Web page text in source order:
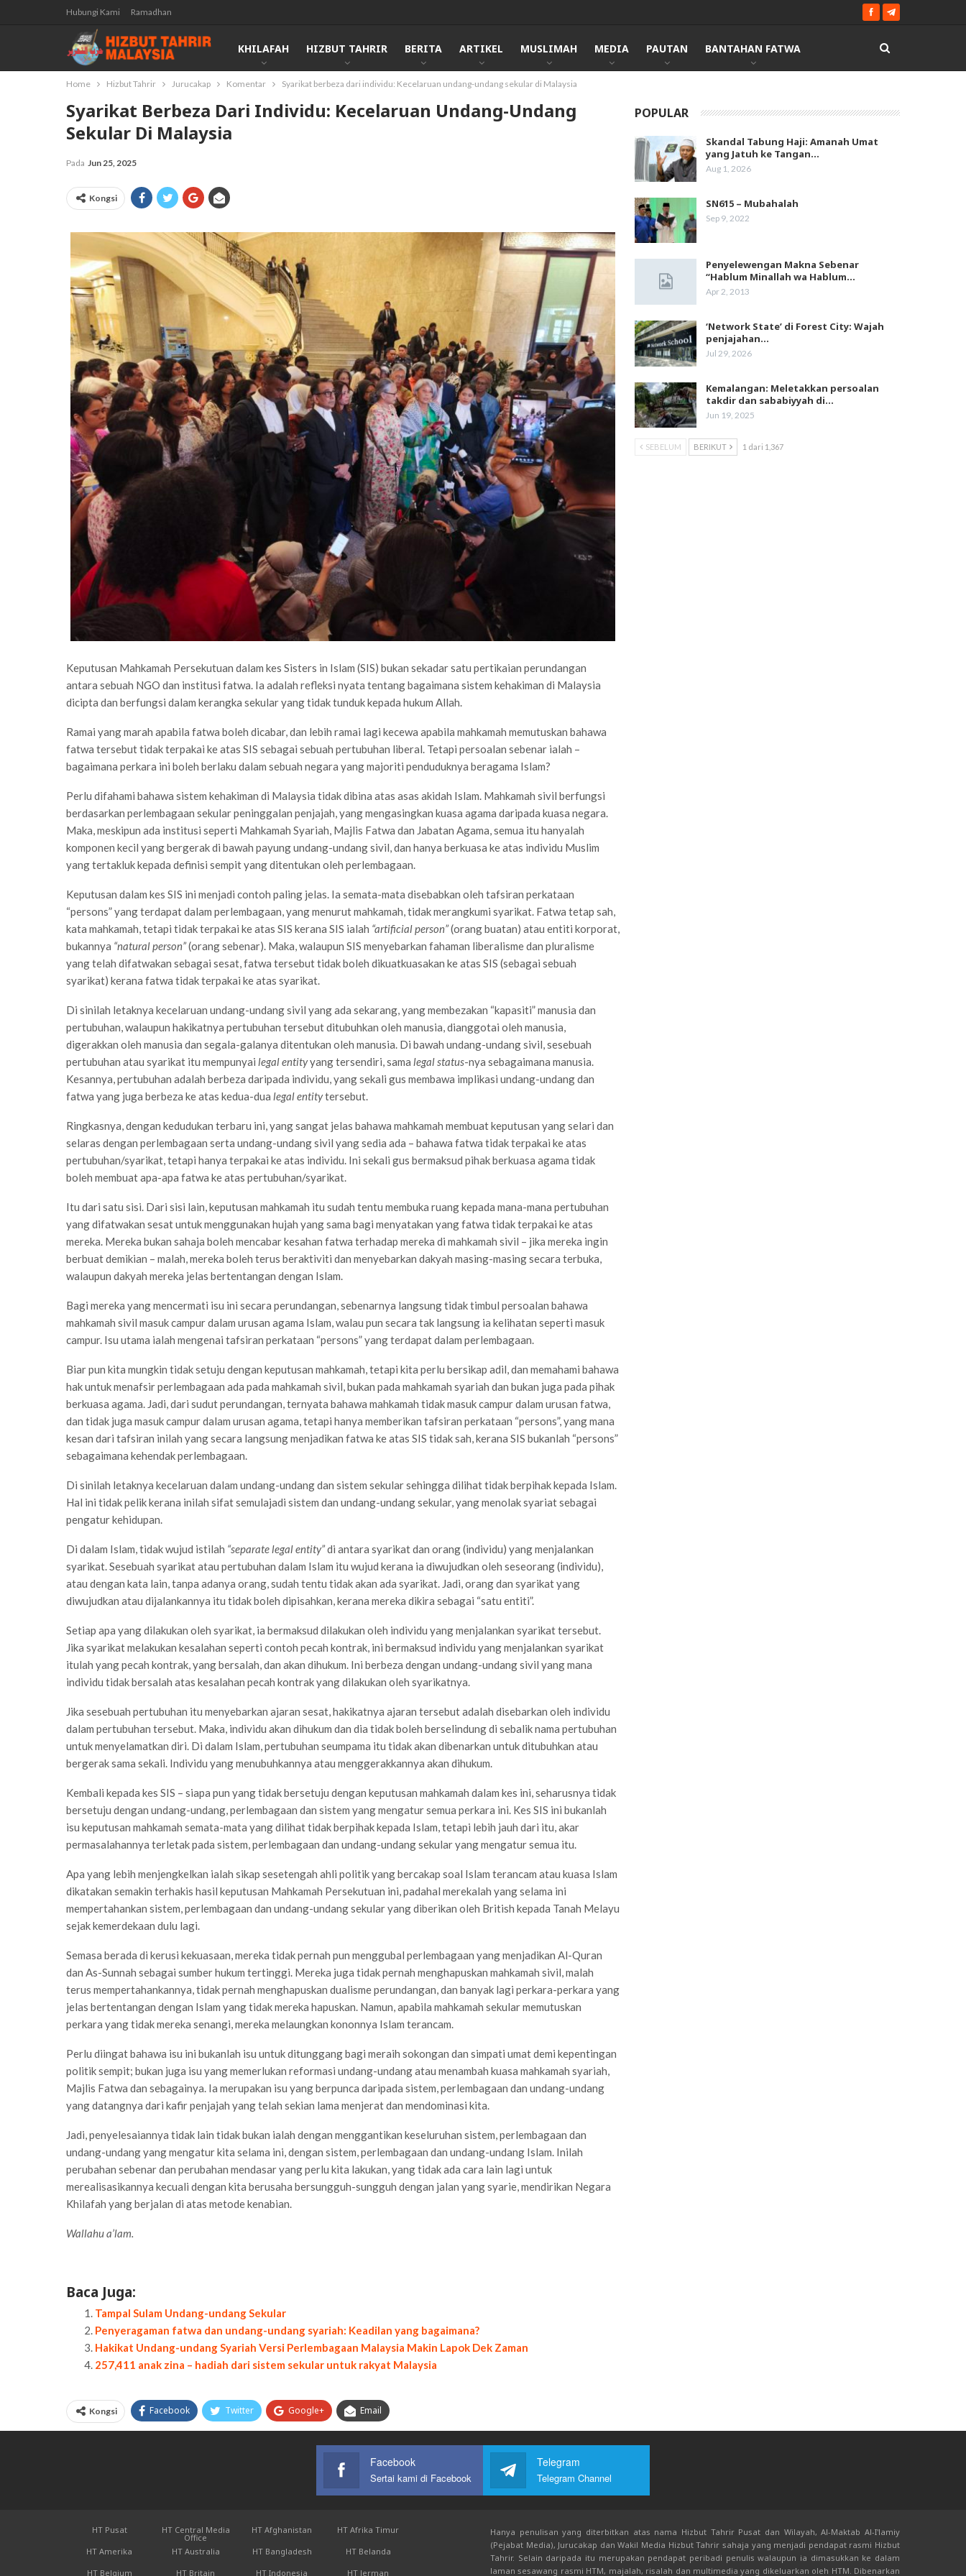
Hubungi Kami Ramadhan
KHILAFAH HIZBUT TAHRIR BERITA ARTIKEL MUSLIMAH MEDIA PAUTAN BANTAHAN FATWA
Home Hizbut Tahrir Jurucakap Komentar Syarikat berbeza dari individu: Kecelaruan undang-undang sekular di Malaysia
Syarikat Berbeza Dari Individu: Kecelaruan Undang-Undang
Sekular Di Malaysia
Pada Jun 25, 2025
Kongsi
Keputusan Mahkamah Persekutuan dalam kes Sisters in Islam (SIS) bukan sekadar satu pertikaian perundangan
antara sebuah NGO dan institusi fatwa. Ia adalah refleksi nyata tentang bagaimana sistem kehakiman di Malaysia
dicipta dan berfungsi dalam kerangka sekular yang tidak tunduk kepada hukum Allah.
Ramai yang marah apabila fatwa boleh dicabar, dan lebih ramai lagi kecewa apabila mahkamah memutuskan bahawa
fatwa tersebut tidak terpakai ke atas SIS sebagai sebuah pertubuhan liberal. Tetapi persoalan sebenar ialah –
bagaimana perkara ini boleh berlaku dalam sebuah negara yang majoriti penduduknya beragama Islam?
Perlu difahami bahawa sistem kehakiman di Malaysia tidak dibina atas asas akidah Islam. Mahkamah sivil berfungsi
berdasarkan perlembagaan sekular peninggalan penjajah, yang mengasingkan kuasa agama daripada kuasa negara.
Maka, meskipun ada institusi seperti Mahkamah Syariah, Majlis Fatwa dan Jabatan Agama, semua itu hanyalah
komponen kecil yang bergerak di bawah payung undang-undang sivil, dan hanya berkuasa ke atas individu Muslim
yang tertakluk kepada definisi sempit yang ditentukan oleh perlembagaan.
Keputusan dalam kes SIS ini menjadi contoh paling jelas. Ia semata-mata disebabkan oleh tafsiran perkataan
“persons” yang terdapat dalam perlembagaan, yang menurut mahkamah, tidak merangkumi syarikat. Fatwa tetap sah,
kata mahkamah, tetapi tidak terpakai ke atas SIS kerana SIS ialah “artificial person”(orang buatan) atau entiti korporat,
bukannya “natural person”(orang sebenar). Maka, walaupun SIS menyebarkan fahaman liberalisme dan pluralisme
yang telah difatwakan sebagai sesat, fatwa tersebut tidak boleh dikuatkuasakan ke atas SIS (sebagai sebuah
syarikat) kerana fatwa tidak terpakai ke atas syarikat.
Di sinilah letaknya kecelaruan undang-undang sivil yang ada sekarang, yang membezakan “kapasiti” manusia dan
pertubuhan, walaupun hakikatnya pertubuhan tersebut ditubuhkan oleh manusia, dianggotai oleh manusia,
digerakkan oleh manusia dan segala-galanya ditentukan oleh manusia. Di bawah undang-undang sivil, sesebuah
pertubuhan atau syarikat itu mempunyai legal entityyang tersendiri, sama legal status-nya sebagaimana manusia.
Kesannya, pertubuhan adalah berbeza daripada individu, yang sekali gus membawa implikasi undang-undang dan
fatwa yang juga berbeza ke atas kedua-dua legal entitytersebut.
Ringkasnya, dengan kedudukan terbaru ini, yang sangat jelas bahawa mahkamah membuat keputusan yang selari dan
selaras dengan perlembagaan serta undang-undang sivil yang sedia ada – bahawa fatwa tidak terpakai ke atas
pertubuhan/syarikat, tetapi hanya terpakai ke atas individu. Ini sekali gus bermaksud pihak berkuasa agama tidak
boleh membuat apa-apa fatwa ke atas pertubuhan/syarikat.
Itu dari satu sisi. Dari sisi lain, keputusan mahkamah itu sudah tentu membuka ruang kepada mana-mana pertubuhan
yang difatwakan sesat untuk menggunakan hujah yang sama bagi menyatakan yang fatwa tidak terpakai ke atas
mereka. Mereka bukan sahaja boleh mencabar kesahan fatwa terhadap mereka di mahkamah sivil – jika mereka ingin
berbuat demikian – malah, mereka boleh terus beraktiviti dan menyebarkan dakyah masing-masing secara terbuka,
walaupun dakyah mereka jelas bertentangan dengan Islam.
Bagi mereka yang mencermati isu ini secara perundangan, sebenarnya langsung tidak timbul persoalan bahawa
mahkamah sivil masuk campur dalam urusan agama Islam, walau pun secara tak langsung ia kelihatan seperti masuk
campur. Isu utama ialah mengenai tafsiran perkataan “persons” yang terdapat dalam perlembagaan.
Biar pun kita mungkin tidak setuju dengan keputusan mahkamah, tetapi kita perlu bersikap adil, dan memahami bahawa
hak untuk menafsir perlembagaan ada pada mahkamah sivil, bukan pada mahkamah syariah dan bukan juga pada pihak
berkuasa agama. Jadi, dari sudut perundangan, ternyata bahawa mahkamah tidak masuk campur dalam urusan fatwa,
dan tidak juga masuk campur dalam urusan agama, tetapi hanya memberikan tafsiran perkataan “persons”, yang mana
kesan dari tafsiran inilah yang secara langsung menjadikan fatwa ke atas SIS tidak sah, kerana SIS bukanlah “persons”
sebagaimana kehendak perlembagaan.
Di sinilah letaknya kecelaruan dalam undang-undang dan sistem sekular sehingga dilihat tidak berpihak kepada Islam.
Hal ini tidak pelik kerana inilah sifat semulajadi sistem dan undang-undang sekular, yang menolak syariat sebagai
pengatur kehidupan.
Di dalam Islam, tidak wujud istilah “separate legal entity”di antara syarikat dan orang (individu) yang menjalankan
syarikat. Sesebuah syarikat atau pertubuhan dalam Islam itu wujud kerana ia diwujudkan oleh seseorang (individu),
atau dengan kata lain, tanpa adanya orang, sudah tentu tidak akan ada syarikat. Jadi, orang dan syarikat yang
diwujudkan atau dijalankannya itu tidak boleh dipisahkan, kerana mereka dikira sebagai “satu entiti”.
Setiap apa yang dilakukan oleh syarikat, ia bermaksud dilakukan oleh individu yang menjalankan syarikat tersebut.
Jika syarikat melakukan kesalahan seperti contoh pecah kontrak, ini bermaksud individu yang menjalankan syarikat
itulah yang pecah kontrak, yang bersalah, dan akan dihukum. Ini berbeza dengan undang-undang sivil yang mana
individu tidak bersalah atas kesalahan pecah kontrak yang dilakukan oleh syarikatnya.
Jika sesebuah pertubuhan itu menyebarkan ajaran sesat, hakikatnya ajaran tersebut adalah disebarkan oleh individu
dalam pertubuhan tersebut. Maka, individu akan dihukum dan dia tidak boleh berselindung di sebalik nama pertubuhan
untuk menyelamatkan diri. Di dalam Islam, pertubuhan seumpama itu tidak akan dibenarkan untuk ditubuhkan atau
bergerak sama sekali. Individu yang menubuhkannya atau menggerakkannya akan dihukum.
Kembali kepada kes SIS – siapa pun yang tidak bersetuju dengan keputusan mahkamah dalam kes ini, seharusnya tidak
bersetuju dengan undang-undang, perlembagaan dan sistem yang mengatur semua perkara ini. Kes SIS ini bukanlah
isu keputusan mahkamah semata-mata yang dilihat tidak berpihak kepada Islam, tetapi lebih jauh dari itu, akar
permasalahannya terletak pada sistem, perlembagaan dan undang-undang sekular yang mengatur semua itu.
Apa yang lebih menjengkelkan ialah sikap sesetengah ahli politik yang bercakap soal Islam terancam atau kuasa Islam
dikatakan semakin terhakis hasil keputusan Mahkamah Persekutuan ini, padahal merekalah yang selama ini
mempertahankan sistem, perlembagaan dan undang-undang sekular yang diberikan oleh British kepada Tanah Melayu
sejak kemerdekaan dulu lagi.
Semasa berada di kerusi kekuasaan, mereka tidak pernah pun menggubal perlembagaan yang menjadikan Al-Quran
dan As-Sunnah sebagai sumber hukum tertinggi. Mereka juga tidak pernah menghapuskan mahkamah sivil, malah
terus mempertahankannya, tidak pernah menghapuskan dualisme perundangan, dan banyak lagi perkara-perkara yang
jelas bertentangan dengan Islam yang tidak mereka hapuskan. Namun, apabila mahkamah sekular memutuskan
perkara yang tidak mereka senangi, mereka melaungkan kononnya Islam terancam.
Perlu diingat bahawa isu ini bukanlah isu untuk ditunggang bagi meraih sokongan dan simpati umat demi kepentingan
politik sempit; bukan juga isu yang memerlukan reformasi undang-undang atau menambah kuasa mahkamah syariah,
Majlis Fatwa dan sebagainya. Ia merupakan isu yang berpunca daripada sistem, perlembagaan dan undang-undang
yang datangnya dari kafir penjajah yang telah sekian lama menjerat dan mendominasi kita.
Jadi, penyelesaiannya tidak lain tidak bukan ialah dengan menggantikan keseluruhan sistem, perlembagaan dan
undang-undang yang mengatur kita selama ini, dengan sistem, perlembagaan dan undang-undang Islam. Inilah
perubahan sebenar dan perubahan mendasar yang perlu kita lakukan, yang tidak ada cara lain lagi untuk
merealisasikannya kecuali dengan kita berusaha bersungguh-sungguh dengan jalan yang syarie, mendirikan Negara
Khilafah yang berjalan di atas metode kenabian.
Wallahu a’lam.
Baca Juga:
Tampal Sulam Undang-undang Sekular
Penyeragaman fatwa dan undang-undang syariah: Keadilan yang bagaimana?
Hakikat Undang-undang Syariah Versi Perlembagaan Malaysia Makin Lapok Dek Zaman
257,411 anak zina – hadiah dari sistem sekular untuk rakyat Malaysia
Kongsi Facebook Twitter Google+ Email
POPULAR
Skandal Tabung Haji: Amanah Umat
yang Jatuh ke Tangan…
Aug 1, 2026
SN615 – Mubahalah
Sep 9, 2022
Penyelewengan Makna Sebenar
“Hablum Minallah wa Hablum…
Apr 2, 2013
‘Network State’ di Forest City: Wajah
penjajahan…
Jul 29, 2026
Kemalangan: Meletakkan persoalan
takdir dan sababiyyah di…
Jun 19, 2025
SEBELUM BERIKUT 1 dari 1,367
Facebook
Sertai kami di Facebook
Telegram
Telegram Channel
HT Pusat HT Central Media
Office
HT Afghanistan
HT Afrika Timur
HT Amerika
HT Australia HT Bangladesh
HT Belanda
HT Belgium
HT Britain HT Indonesia HT Jerman
Hanya penulisan yang diterbitkan atas nama Hizbut Tahrir Pusat dan Wilayah, Al-Maktab Al-I'lamiy
(Pejabat Media), Jurucakap dan Wakil Media Hizbut Tahrir sahaja yang menjadi pendapat rasmi Hizbut
Tahrir. Selain daripada itu merupakan pendapat peribadi penulis walaupun ia dimasukkan ke dalam
laman sesawang rasmi HTM, majalah, risalah dan multimedia yang dikeluarkan oleh HTM. Dibenarkan